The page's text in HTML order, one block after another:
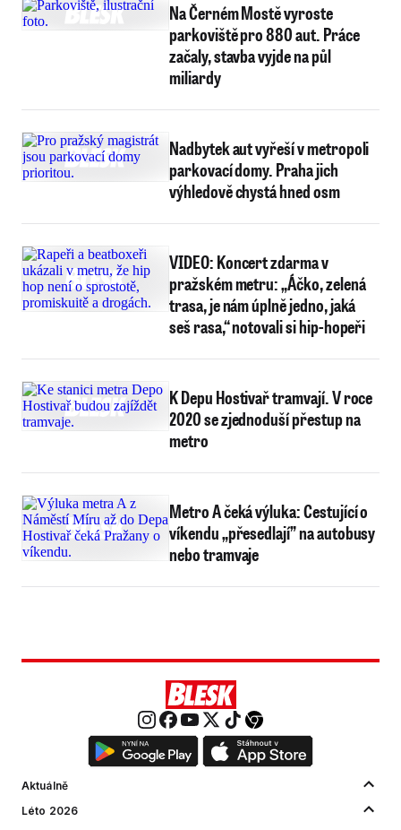
Na Černém Mostě vyroste
parkoviště pro 880 aut. Práce
začaly, stavba vyjde na půl
miliardy
Nadbytek aut vyřeší v metropoli
parkovací domy. Praha jich
výhledově chystá hned osm
VIDEO: Koncert zdarma v
pražském metru: „Áčko, zelená
trasa, je nám úplně jedno, jaká
seš rasa,“ notovali si hip-hopeři
K Depu Hostivař tramvají. V roce
2020 se zjednoduší přestup na
metro
Metro A čeká výluka: Cestující o
víkendu „přesedlají” na autobusy
nebo tramvaje
Aktuálně
Léto 2026